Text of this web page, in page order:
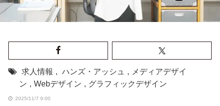
求人情報 , ハンズ・アッシュ , メディアデザイ
ン , Webデザイン , グラフィックデザイン
2025/11/7 9:00